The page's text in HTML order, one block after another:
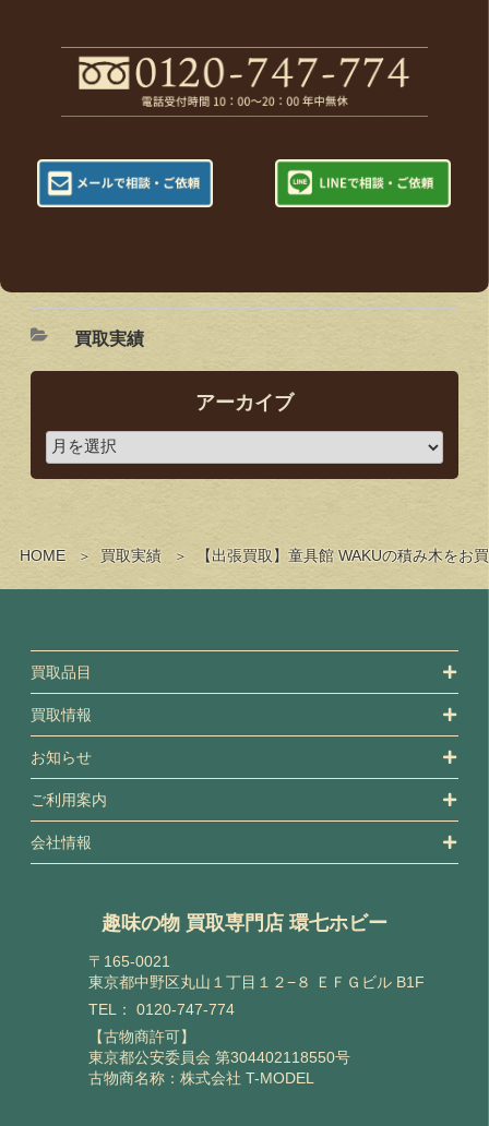
HOME 買取実績 【出張買取】童具館 WAKUの積み木をお
買取実績
アーカイブ
買取品目
買取情報
お知らせ
ご利用案内
会社情報
趣味の物 買取専門店 環七ホビー
〒165-0021
東京都中野区丸山１丁目１２−８ ＥＦＧビル B1F
TEL： 0120-747-774
【古物商許可】
東京都公安委員会 第304402118550号
古物商名称：株式会社 T-MODEL